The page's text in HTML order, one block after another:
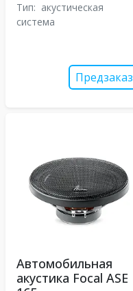
Тип: акустическая
система
Предзаказ
Автомобильная
акустика Focal ASE